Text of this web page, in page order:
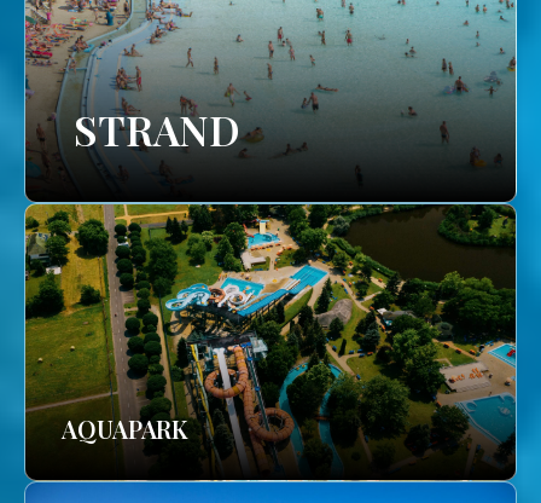
STRAND
AQUAPARK